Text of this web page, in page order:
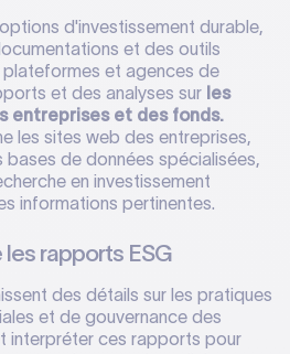
d'investissement durable,
et des outils
plateformes et agences de
et des analyses sur les
entreprises et des fonds.
les sites web des entreprises,
bases de données spécialisées,
en investissement
informations pertinentes.
rapports ESG
des détails sur les pratiques
et de gouvernance des
interpréter ces rapports pour